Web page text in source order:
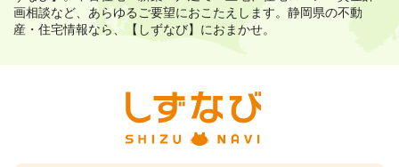
画相談など、あらゆるご要望におこたえします。 静岡県の不動
産・住宅情報なら、【しずなび】におまかせ。